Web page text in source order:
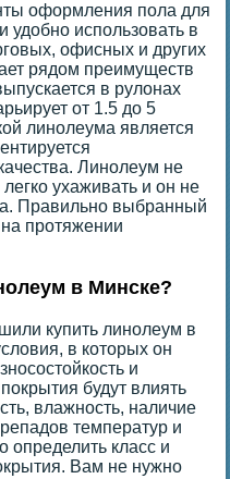
оформления пола для
удобно использовать в
офисных и других
рядом преимуществ
в рулонах
от 1.5 до 5
линолеума является
Линолеум не
ухаживать и он не
Правильно выбранный
протяжении
в Минске?
купить линолеум в
в которых он
и
будут влиять
влажность, наличие
температур и
определить класс и
Вам не нужно